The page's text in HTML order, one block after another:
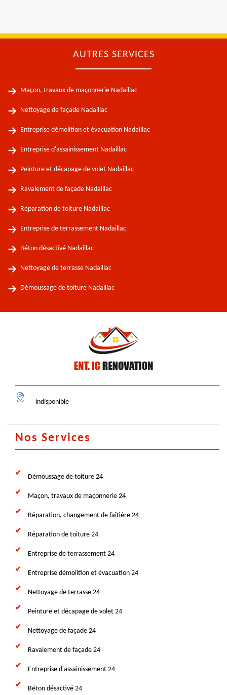
AUTRES SERVICES
Maçon, travaux de maçonnerie Nadaillac
Nettoyage de façade Nadaillac
Entreprise démolition et évacuation Nadaillac
Entreprise d'assainissement Nadaillac
Peinture et décapage de volet Nadaillac
Ravalement de façade Nadaillac
Réparation de toiture Nadaillac
Entreprise de terrassement Nadaillac
Béton désactivé Nadaillac
Nettoyage de terrasse Nadaillac
Démoussage de toiture Nadaillac
indisponible
Nos Services
Démoussage de toiture 24
Maçon, travaux de maçonnerie 24
Réparation, changement de faîtière 24
Réparation de toiture 24
Entreprise de terrassement 24
Entreprise démolition et évacuation 24
Nettoyage de terrasse 24
Peinture et décapage de volet 24
Nettoyage de façade 24
Ravalement de façade 24
Entreprise d'assainissement 24
Béton désactivé 24